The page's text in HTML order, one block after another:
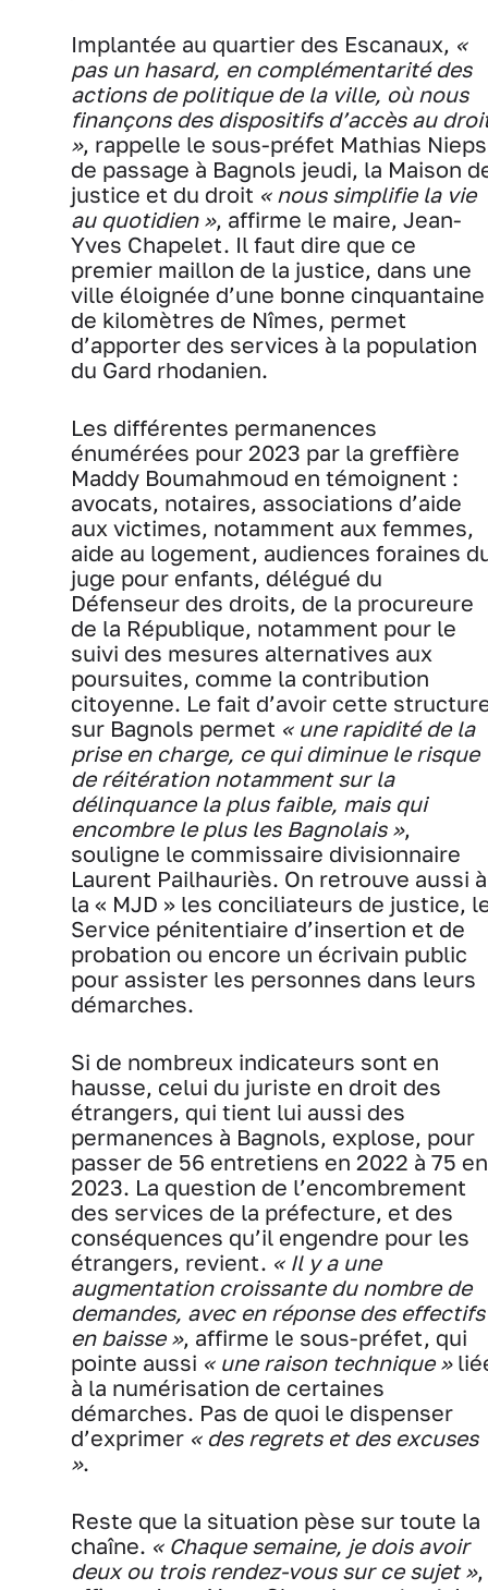
Implantée au quartier des Escanaux, «
pas un hasard, en complémentarité des
actions de politique de la ville, où nous
finançons des dispositifs d’accès au
», rappelle le sous-préfet Mathias
de passage à Bagnols jeudi, la Maison
justice et du droit « nous simplifie la vie
au quotidien », affirme le maire, Jean-
Yves Chapelet. Il faut dire que ce
premier maillon de la justice, dans une
ville éloignée d’une bonne cinquantaine
de kilomètres de Nîmes, permet
d’apporter des services à la population
du Gard rhodanien.
Les différentes permanences
énumérées pour 2023 par la greffière
Maddy Boumahmoud en témoignent :
avocats, notaires, associations d’aide
aux victimes, notamment aux femmes,
aide au logement, audiences foraines
juge pour enfants, délégué du
Défenseur des droits, de la procureure
de la République, notamment pour le
suivi des mesures alternatives aux
poursuites, comme la contribution
citoyenne. Le fait d’avoir cette
sur Bagnols permet « une rapidité de la
prise en charge, ce qui diminue le risque
de réitération notamment sur la
délinquance la plus faible, mais qui
encombre le plus les Bagnolais »,
souligne le commissaire divisionnaire
Laurent Pailhauriès. On retrouve aussi à
la « MJD » les conciliateurs de justice,
Service pénitentiaire d’insertion et de
probation ou encore un écrivain public
pour assister les personnes dans leurs
démarches.
Si de nombreux indicateurs sont en
hausse, celui du juriste en droit des
étrangers, qui tient lui aussi des
permanences à Bagnols, explose, pour
passer de 56 entretiens en 2022 à 75 en
2023. La question de l’encombrement
des services de la préfecture, et des
conséquences qu’il engendre pour les
étrangers, revient. « Il y a une
augmentation croissante du nombre de
demandes, avec en réponse des effectifs
en baisse », affirme le sous-préfet, qui
pointe aussi « une raison technique »
à la numérisation de certaines
démarches. Pas de quoi le dispenser
d’exprimer « des regrets et des excuses
».
Reste que la situation pèse sur toute la
chaîne. « Chaque semaine, je dois avoir
deux ou trois rendez-vous sur ce sujet »,